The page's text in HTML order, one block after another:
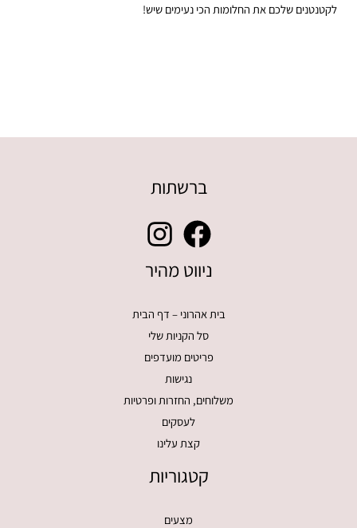
לקטנטנים שלכם את החלומות הכי נעימים שיש!
ברשתות
ניווט מהיר
בית אהרוני – דף הבית
סל הקניות שלי
פריטים מועדפים
נגישות
משלוחים, החזרות ופרטיות
לעסקים
קצת עלינו
קטגוריות
מצעים